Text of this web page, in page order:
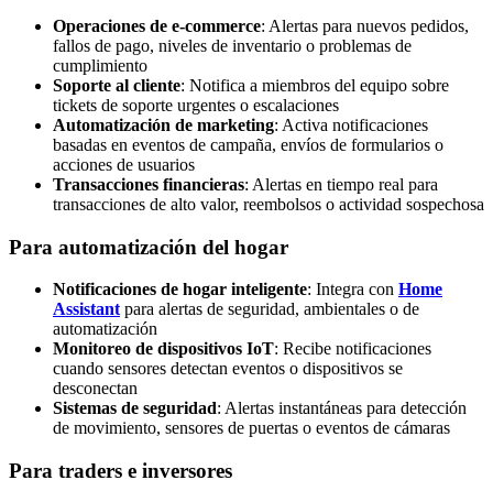
Operaciones de e-commerce: Alertas para nuevos pedidos,
fallos de pago, niveles de inventario o problemas de
cumplimiento
Soporte al cliente: Notifica a miembros del equipo sobre
tickets de soporte urgentes o escalaciones
Automatización de marketing: Activa notificaciones
basadas en eventos de campaña, envíos de formularios o
acciones de usuarios
Transacciones financieras: Alertas en tiempo real para
transacciones de alto valor, reembolsos o actividad sospechosa
Para automatización del hogar
Notificaciones de hogar inteligente: Integra con Home
Assistantpara alertas de seguridad, ambientales o de
automatización
Monitoreo de dispositivos IoT: Recibe notificaciones
cuando sensores detectan eventos o dispositivos se
desconectan
Sistemas de seguridad: Alertas instantáneas para detección
de movimiento, sensores de puertas o eventos de cámaras
Para traders e inversores